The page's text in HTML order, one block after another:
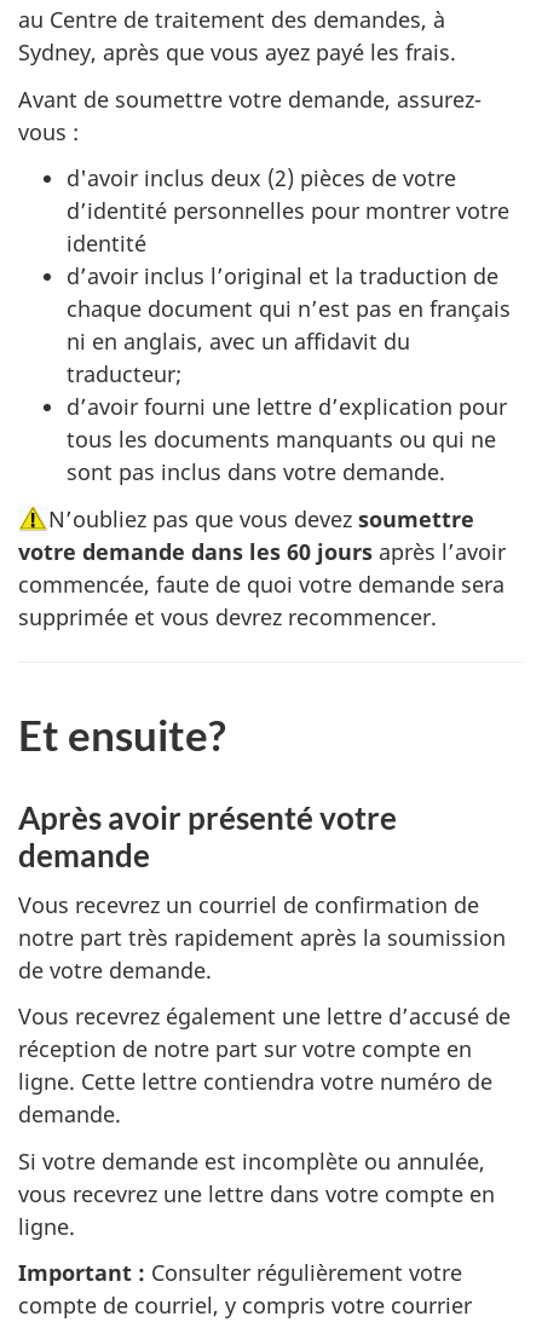
au Centre de traitement des demandes, à
Sydney, après que vous ayez payé les frais.
Avant de soumettre votre demande, assurez-
vous :
d'avoir inclus deux (2) pièces de votre
d’identité personnelles pour montrer votre
identité
d’avoir inclus l’original et la traduction de
chaque document qui n’est pas en français
ni en anglais, avec un affidavit du
traducteur;
d’avoir fourni une lettre d’explication pour
tous les documents manquants ou qui ne
sont pas inclus dans votre demande.
N’oubliez pas que vous devez soumettre
votre demande dans les 60 jours après l’avoir
commencée, faute de quoi votre demande sera
supprimée et vous devrez recommencer.
Et ensuite?
Après avoir présenté votre
demande
Vous recevrez un courriel de confirmation de
notre part très rapidement après la soumission
de votre demande.
Vous recevrez également une lettre d’accusé de
réception de notre part sur votre compte en
ligne. Cette lettre contiendra votre numéro de
demande.
Si votre demande est incomplète ou annulée,
vous recevrez une lettre dans votre compte en
ligne.
Important : Consulter régulièrement votre
compte de courriel, y compris votre courrier